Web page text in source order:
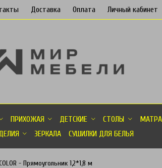
Доставка Оплата Личный кабинет
ПРИХОЖАЯ ДЕТСКИЕ СТОЛЫ
ЗЕРКАЛА СУШИЛКИ ДЛЯ БЕЛЬЯ
- Прямоугольник 1,2*1,8 м